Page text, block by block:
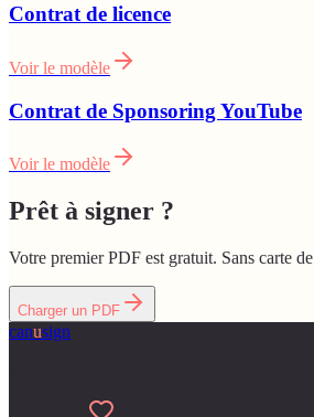
Contrat de licence
Voir le modèle
Contrat de Sponsoring YouTube
Voir le modèle
Prêt à signer ?
Votre premier PDF est gratuit. Sans carte
Charger un PDF
canusign